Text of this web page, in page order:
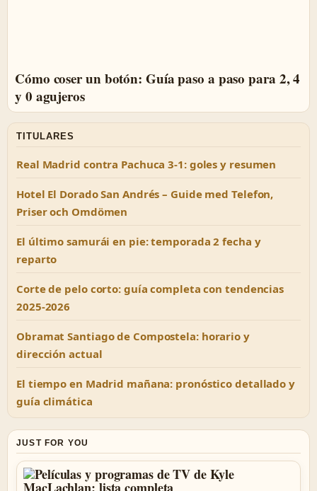
Cómo coser un botón: Guía paso a paso para 2, 4
y 0 agujeros
TITULARES
Real Madrid contra Pachuca 3-1: goles y resumen
Hotel El Dorado San Andrés – Guide med Telefon,
Priser och Omdömen
El último samurái en pie: temporada 2 fecha y
reparto
Corte de pelo corto: guía completa con tendencias
2025-2026
Obramat Santiago de Compostela: horario y
dirección actual
El tiempo en Madrid mañana: pronóstico detallado y
guía climática
JUST FOR YOU